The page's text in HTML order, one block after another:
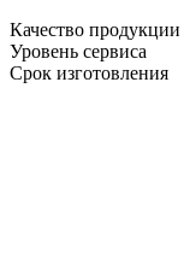
Качество продукции
Уровень сервиса
Срок изготовления